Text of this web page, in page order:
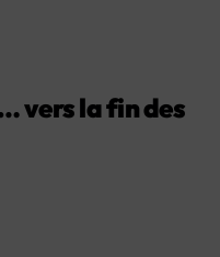
vers la fin des